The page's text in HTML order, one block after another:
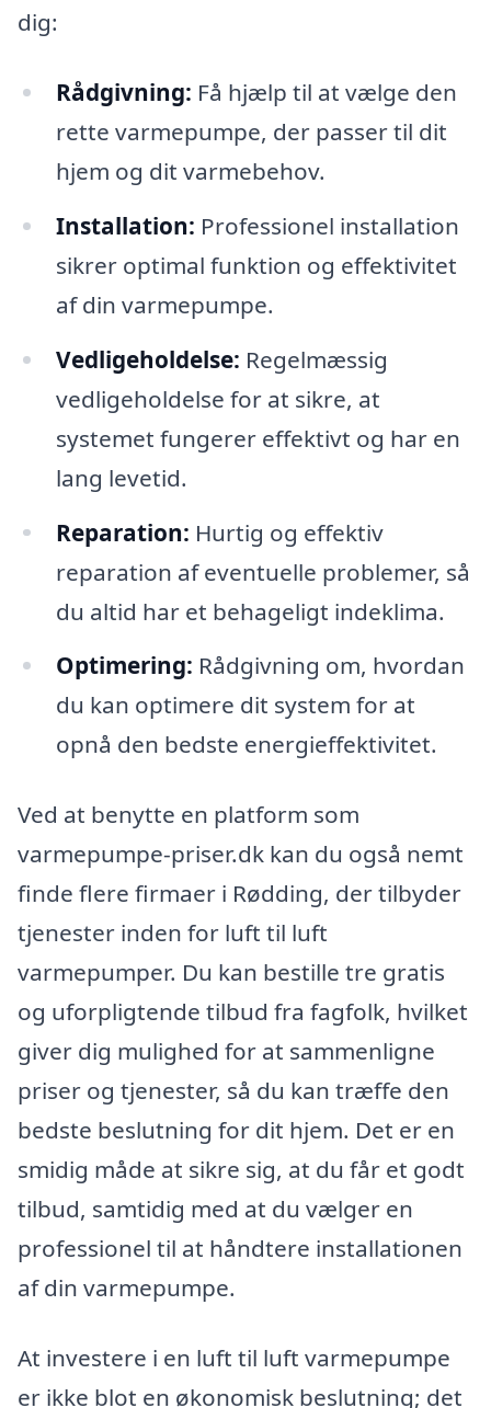
dig:
Rådgivning: Få hjælp til at vælge den
rette varmepumpe, der passer til dit
hjem og dit varmebehov.
Installation: Professionel installation
sikrer optimal funktion og effektivitet
af din varmepumpe.
Vedligeholdelse: Regelmæssig
vedligeholdelse for at sikre, at
systemet fungerer effektivt og har en
lang levetid.
Reparation: Hurtig og effektiv
reparation af eventuelle problemer, så
du altid har et behageligt indeklima.
Optimering: Rådgivning om, hvordan
du kan optimere dit system for at
opnå den bedste energieffektivitet.
Ved at benytte en platform som
varmepumpe-priser.dk kan du også nemt
finde flere firmaer i Rødding, der tilbyder
tjenester inden for luft til luft
varmepumper. Du kan bestille tre gratis
og uforpligtende tilbud fra fagfolk, hvilket
giver dig mulighed for at sammenligne
priser og tjenester, så du kan træffe den
bedste beslutning for dit hjem. Det er en
smidig måde at sikre sig, at du får et godt
tilbud, samtidig med at du vælger en
professionel til at håndtere installationen
af din varmepumpe.
At investere i en luft til luft varmepumpe
er ikke blot en økonomisk beslutning; det